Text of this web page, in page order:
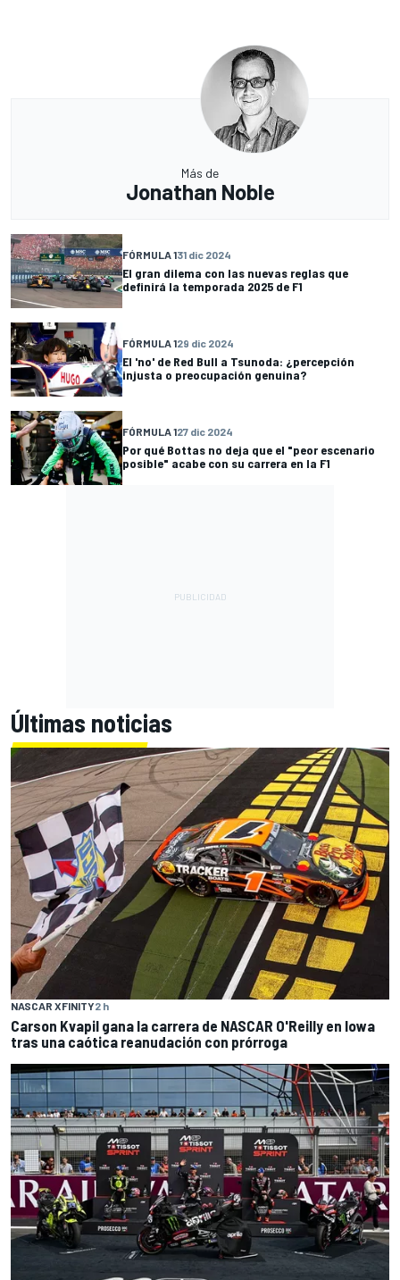
Más de
Jonathan Noble
FÓRMULA 131 dic 2024
El gran dilema con las nuevas reglas que
definirá la temporada 2025 de F1
FÓRMULA 129 dic 2024
El 'no' de Red Bull a Tsunoda: ¿percepción
injusta o preocupación genuina?
FÓRMULA 127 dic 2024
Por qué Bottas no deja que el "peor escenario
posible" acabe con su carrera en la F1
Últimas noticias
NASCAR XFINITY2 h
Carson Kvapil gana la carrera de NASCAR O'Reilly en Iowa
tras una caótica reanudación con prórroga